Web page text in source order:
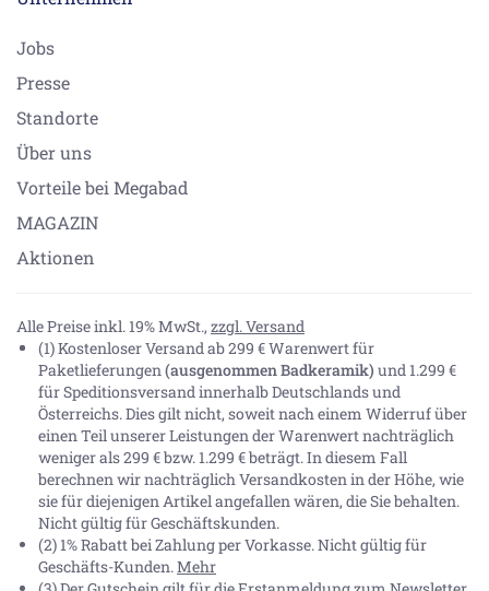
Jobs
Presse
Standorte
Über uns
Vorteile bei Megabad
MAGAZIN
Aktionen
Alle Preise inkl. 19% MwSt., zzgl. Versand
(1) Kostenloser Versand ab 299 € Warenwert für
Paketlieferungen(ausgenommen Badkeramik) und 1.299 €
für Speditionsversand innerhalb Deutschlands und
Österreichs. Dies gilt nicht, soweit nach einem Widerruf über
einen Teil unserer Leistungen der Warenwert nachträglich
weniger als 299 € bzw. 1.299 € beträgt. In diesem Fall
berechnen wir nachträglich Versandkosten in der Höhe, wie
sie für diejenigen Artikel angefallen wären, die Sie behalten.
Nicht gültig für Geschäftskunden.
(2) 1% Rabatt bei Zahlung per Vorkasse. Nicht gültig für
Geschäfts-Kunden.Mehr